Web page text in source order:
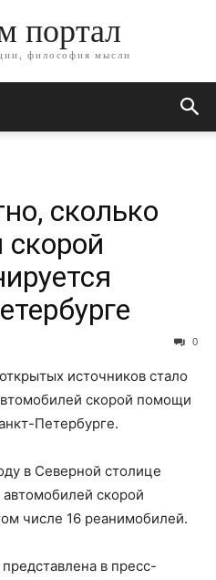
портал
философия мысли
сколько
0
источников стало
скорой помощи
Петербурге.
в Северной столице
автомобилей скорой
числе 16 реанимобилей.
в пресс-